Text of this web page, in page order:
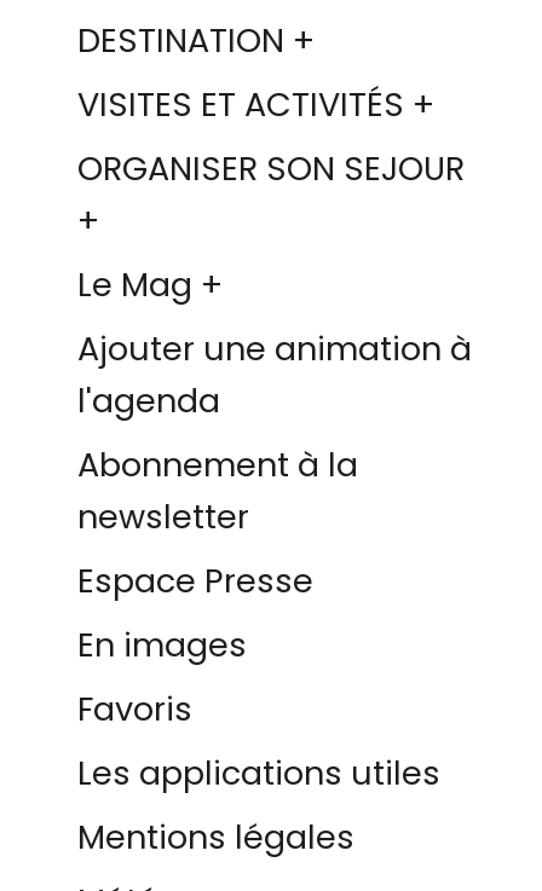
DESTINATION +
VISITES ET ACTIVITÉS +
ORGANISER SON SEJOUR
+
Le Mag +
Ajouter une animation à
l'agenda
Abonnement à la
newsletter
Espace Presse
En images
Favoris
Les applications utiles
Mentions légales